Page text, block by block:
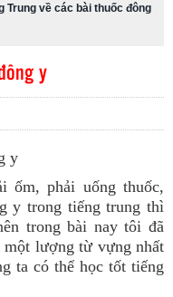
Trung về các bài thuốc đông
y
y
ốm, phải uống thuốc,
y trong tiếng trung thì
trong bài nay tôi đã
một lượng từ vựng nhất
ta có thể học tốt tiếng